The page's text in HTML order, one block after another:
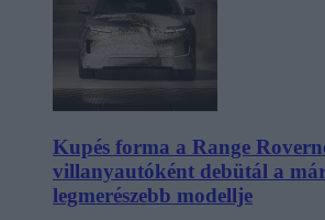
Kupés forma a Range
villanyautóként debütál a
legmerészebb modellje